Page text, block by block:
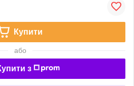
Купити
або
з